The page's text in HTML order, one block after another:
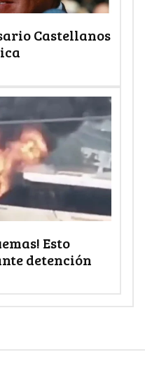
Castellanos
Esto
detención